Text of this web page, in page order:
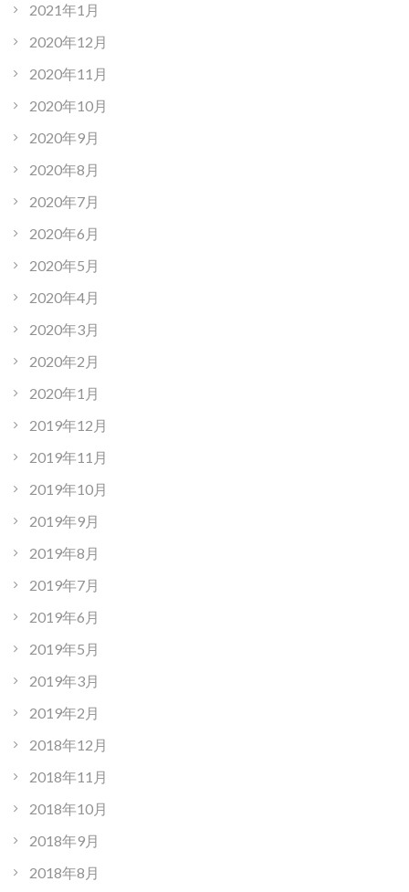
2021年1月
2020年12月
2020年11月
2020年10月
2020年9月
2020年8月
2020年7月
2020年6月
2020年5月
2020年4月
2020年3月
2020年2月
2020年1月
2019年12月
2019年11月
2019年10月
2019年9月
2019年8月
2019年7月
2019年6月
2019年5月
2019年3月
2019年2月
2018年12月
2018年11月
2018年10月
2018年9月
2018年8月